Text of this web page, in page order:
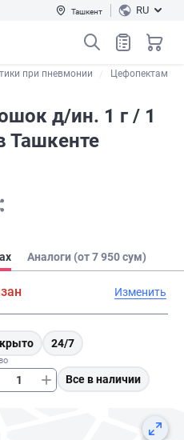
Ташкент RU
при пневмонии Цефопектам
д/ин. 1 г / 1
Ташкенте
Аналоги (от 7 950 сум)
Изменить
24/7
Все в наличии